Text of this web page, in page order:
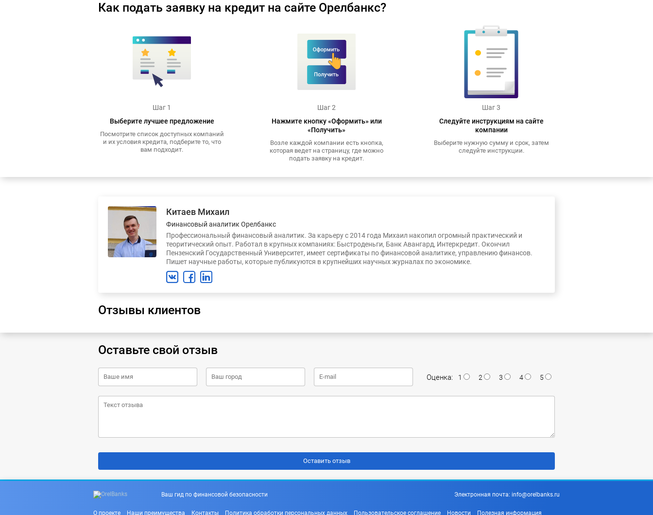
Как подать заявку на кредит на сайте Орелбанкс?
Шаг 1
Выберите лучшее предложение
Посмотрите список доступных компаний
и их условия кредита, подберите то, что
вам подходит.
Шаг 2
Нажмите кнопку «Оформить» или
«Получить»
Возле каждой компании есть кнопка,
которая ведет на страницу, где можно
подать заявку на кредит.
Шаг 3
Следуйте инструкциям на сайте
компании
Выберите нужную сумму и срок, затем
следуйте инструкции.
Китаев Михаил
Финансовый аналитик Орелбанкс
Профессиональный финансовый аналитик. За карьеру с 2014 года Михаил накопил огромный практический и
теоритический опыт. Работал в крупных компаниях: Быстроденьги, Банк Авангард, Интеркредит. Окончил
Пензенский Государственный Университет, имеет сертификаты по финансовой аналитике, управлению финансов.
Пишет научные работы, которые публикуются в крупнейших научных журналах по экономике.
Отзывы клиентов
Оставьте свой отзыв
Оценка: 1 2 3 4 5
Ваш гид по финансовой безопасности Электронная почта: info@orelbanks.ru
О проекте Наши преимущества Контакты Политика обработки персональных данных Пользовательское соглашение Новости Полезная информация